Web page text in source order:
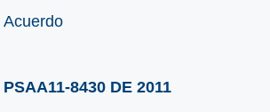
Acuerdo
PSAA11-8430 DE 2011